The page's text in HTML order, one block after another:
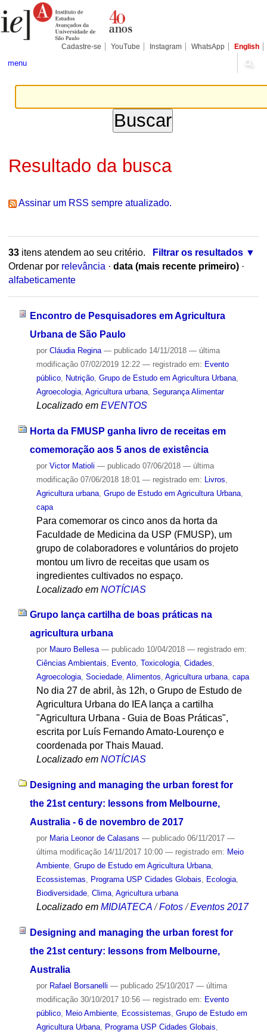
para
conteúdo.
Pessoais
Cadastre-se YouTube Instagram WhatsApp English
menu
Resultado da busca
Assinar um RSS sempre atualizado.
33itens atendem ao seu critério.
Filtrar os resultados
Ordenar por relevância · data (mais recente primeiro) ·
alfabeticamente
Encontro de Pesquisadores em Agricultura
Urbana de São Paulo
por Cláudia Regina — publicado14/11/2018 — última
modificação07/02/2019 12:22 — registrado em: Evento
público, Nutrição, Grupo de Estudo em Agricultura Urbana,
Agroecologia, Agricultura urbana, Segurança Alimentar
Localizado em EVENTOS
Horta da FMUSP ganha livro de receitas em
comemoração aos 5 anos de existência
por Victor Matioli — publicado07/06/2018 — última
modificação07/06/2018 18:01 — registrado em: Livros
Agricultura urbana, Grupo de Estudo em Agricultura Urbana,
capa
Para comemorar os cinco anos da horta da
Faculdade de Medicina da USP (FMUSP), um
grupo de colaboradores e voluntários do projeto
montou um livro de receitas que usam os
ingredientes cultivados no espaço.
Localizado em NOTÍCIAS
Grupo lança cartilha de boas práticas na
agricultura urbana
por Mauro Bellesa — publicado10/04/2018 — registrado em:
Ciências Ambientais, Evento, Toxicologia, Cidades,
Agroecologia, Sociedade, Alimentos, Agricultura urbana, capa
No dia 27 de abril, às 12h, o Grupo de Estudo de
Agricultura Urbana do IEA lança a cartilha
"Agricultura Urbana - Guia de Boas Práticas",
escrita por Luís Fernando Amato-Lourenço e
coordenada por Thais Mauad.
Localizado em NOTÍCIAS
Designing and managing the urban forest for
the 21st century: lessons from Melbourne,
Australia - 6 de novembro de 2017
por Maria Leonor de Calasans — publicado06/11/2017 —
última modificação14/11/2017 10:00 — registrado em: Meio
Ambiente, Grupo de Estudo em Agricultura Urbana,
Ecossistemas, Programa USP Cidades Globais, Ecologia,
Biodiversidade, Clima, Agricultura urbana
Localizado em MIDIATECA /Fotos /Eventos 2017
Designing and managing the urban forest for
the 21st century: lessons from Melbourne,
Australia
por Rafael Borsanelli — publicado25/10/2017 — última
modificação30/10/2017 10:56 — registrado em: Evento
público, Meio Ambiente, Ecossistemas Grupo de Estudo em
Agricultura Urbana, Programa USP Cidades Globais